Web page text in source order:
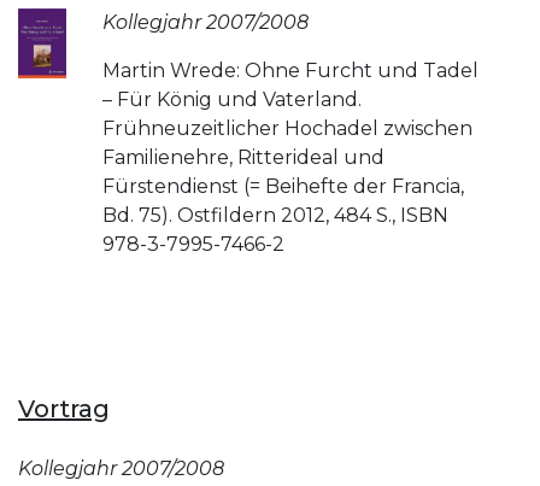
Kollegjahr 2007/2008
Martin Wrede: Ohne Furcht und Tadel
– Für König und Vaterland.
Frühneuzeitlicher Hochadel zwischen
Familienehre, Ritterideal und
Fürstendienst (= Beihefte der Francia,
Bd. 75). Ostfildern 2012, 484 S., ISBN
978-3-7995-7466-2
Vortrag
Kollegjahr 2007/2008